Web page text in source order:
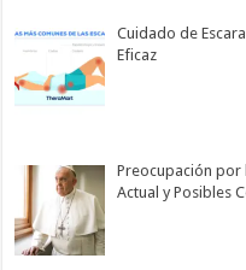
Cuidado de
Eficaz
Preocupación por
Actual y Posibles